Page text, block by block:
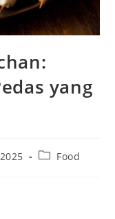
yang
PostFood